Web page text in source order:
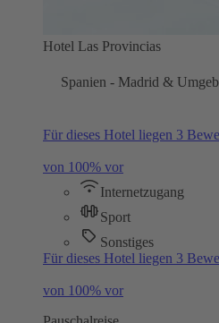
Hotel Las Provincias
Spanien - Madrid &
Für dieses Hotel liegen 3
von 100% vor
Internetzugang
Sport
Sonstiges
Für dieses Hotel liegen 3
von 100% vor